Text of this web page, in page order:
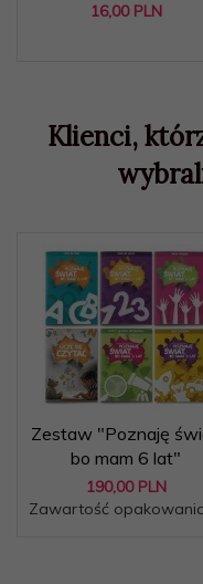
16,00 PLN
Klienci,
Zestaw "Poznaję
bo mam 6 lat"
190,00 PLN
Zawartość